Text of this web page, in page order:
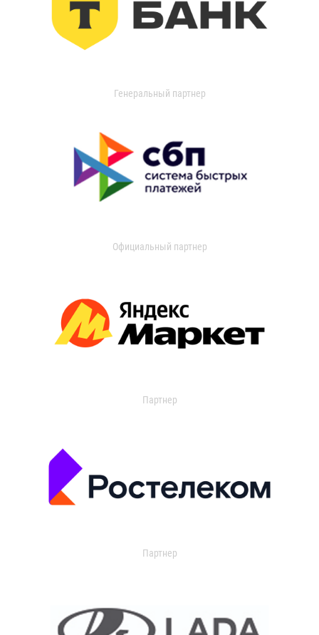
Генеральный партнер
Официальный партнер
Партнер
Партнер